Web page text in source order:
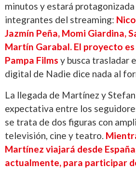
minutos y estará protagonizada
integrantes del streaming:
Jazmín Peña, Momi Giardina,
Martín Garabal. El proyecto
Pampa Films y busca trasladar
digital de Nadie dice nada al
La llegada de Martínez y
expectativa entre los
se trata de dos figuras con
televisión, cine y teatro.
Martínez viajará desde
actualmente, para participar